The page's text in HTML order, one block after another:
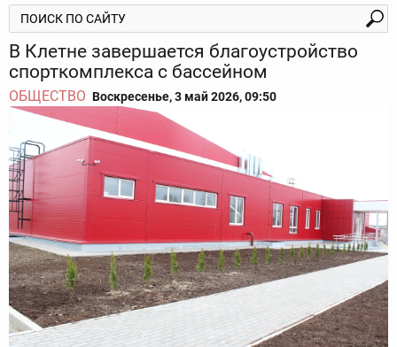
В Клетне завершается благоустройство
спорткомплекса с бассейном
ОБЩЕСТВО Воскресенье, 3 май 2026, 09:50